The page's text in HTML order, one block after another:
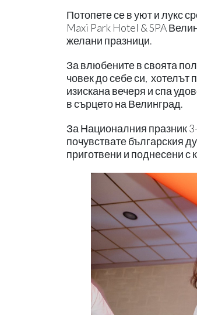
Потопете се в уют и лукс
Maxi Park Hotel & SPA
желани празници.
За влюбените в своята
човек до себе си,
изискана вечеря и спа
в сърцето на Велинград.
За Националния празник
почувствате българския
приготвени и поднесени с